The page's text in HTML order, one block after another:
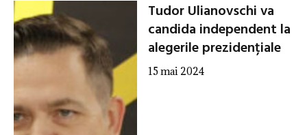
Tudor Ulianovschi va
candida independent la
alegerile prezidențiale
15 mai 2024